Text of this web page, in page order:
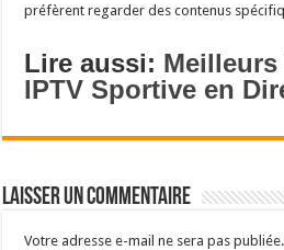
préfèrent regarder des contenus
Lire aussi:
IPTV Sportive en
Laisser un commentaire
Votre adresse e-mail ne sera pas publiée.